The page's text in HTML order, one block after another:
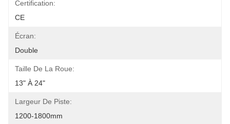
Certification:
CE
Écran:
Double
Taille De La Roue:
13" À 24"
Largeur De Piste:
1200-1800mm